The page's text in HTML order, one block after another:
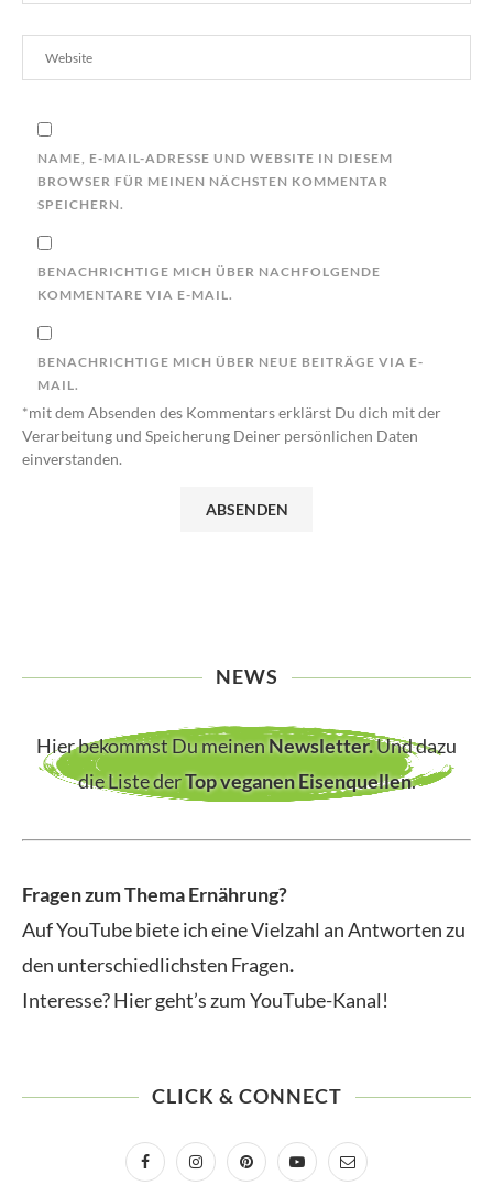
NAME, E-MAIL-ADRESSE UND WEBSITE IN DIESEM
BROWSER FÜR MEINEN NÄCHSTEN KOMMENTAR
SPEICHERN.
BENACHRICHTIGE MICH ÜBER NACHFOLGENDE
KOMMENTARE VIA E-MAIL.
BENACHRICHTIGE MICH ÜBER NEUE BEITRÄGE VIA E-
MAIL.
*mit dem Absenden des Kommentars erklärst Du dich mit der
Verarbeitung und Speicherung Deiner persönlichen Daten
einverstanden.
NEWS
Hier bekommst Du meinenNewsletter.Und dazu
die Liste derTop veganen Eisenquellen.
Fragen zum Thema Ernährung?
Auf YouTube biete ich eine Vielzahl an Antworten zu
den unterschiedlichsten Fragen.
Interesse? Hier geht’s zum YouTube-Kanal!
CLICK & CONNECT